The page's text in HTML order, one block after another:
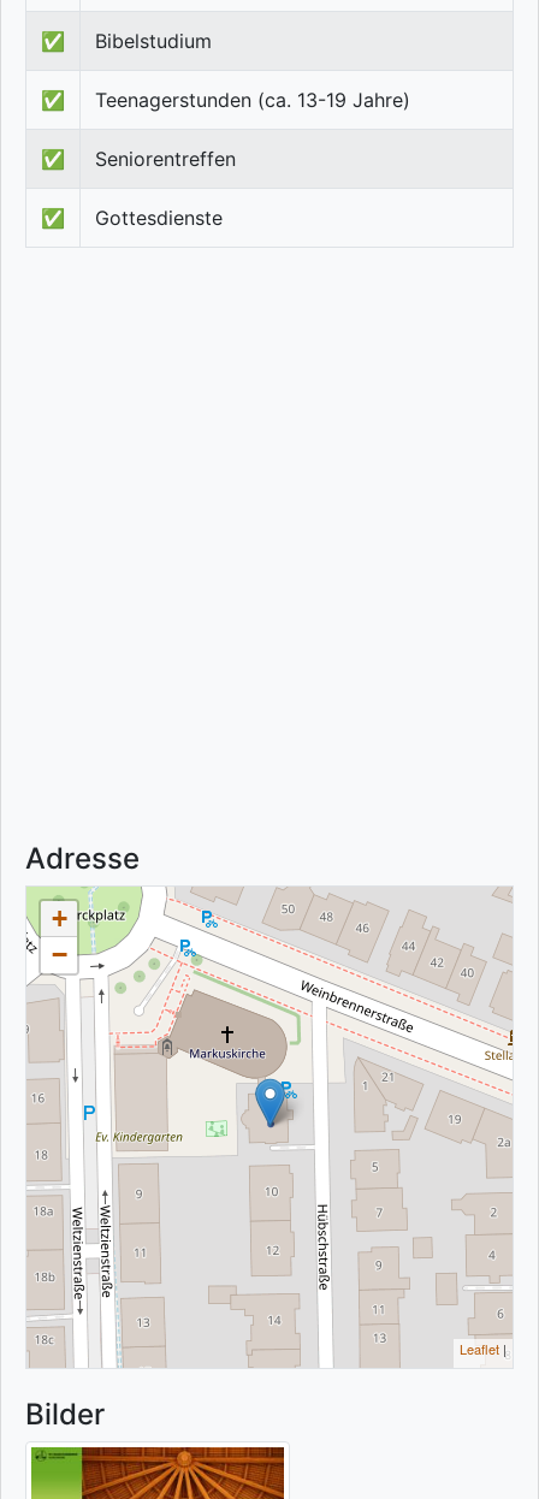
✅ Bibelstudium
✅ Teenagerstunden (ca. 13-19 Jahre)
✅ Seniorentreffen
✅ Gottesdienste
Adresse
+
−
Leaflet |
Bilder